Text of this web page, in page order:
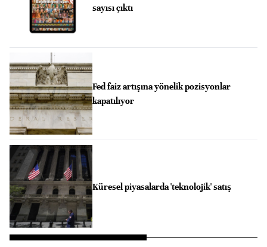
sayısı çıktı
Fed faiz artışına yönelik pozisyonlar
kapatılıyor
Küresel piyasalarda 'teknolojik' satış